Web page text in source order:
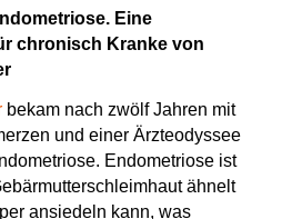
Eine
chronisch Kranke von
bekam nach zwölf Jahren mit
und einer Ärzteodyssee
Endometriose ist
ähnelt
ansiedeln kann, was